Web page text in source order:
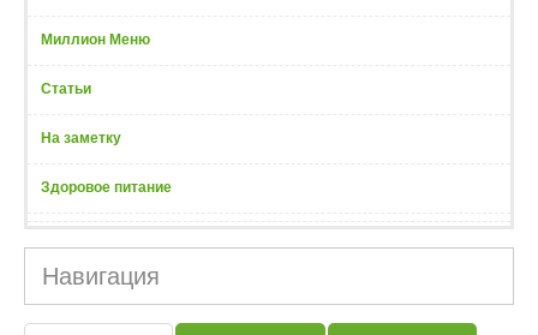
Миллион Меню
Статьи
На заметку
Здоровое питание
Навигация